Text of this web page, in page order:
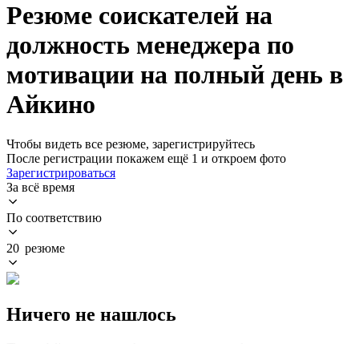
Резюме соискателей на
должность менеджера по
мотивации на полный день в
Айкино
Чтобы видеть все резюме, зарегистрируйтесь
После регистрации покажем ещё 1 и откроем фото
Зарегистрироваться
За всё время
По соответствию
20 резюме
Ничего не нашлось